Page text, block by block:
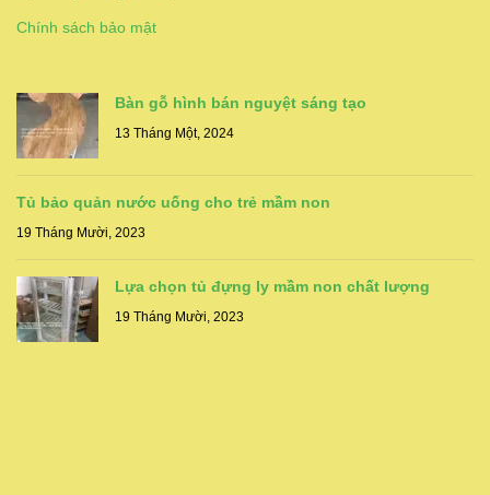
Chính sách bảo mật
Bàn gỗ hình bán nguyệt sáng tạo
13 Tháng Một, 2024
Tủ bảo quản nước uống cho trẻ mầm non
19 Tháng Mười, 2023
Lựa chọn tủ đựng ly mầm non chất lượng
19 Tháng Mười, 2023